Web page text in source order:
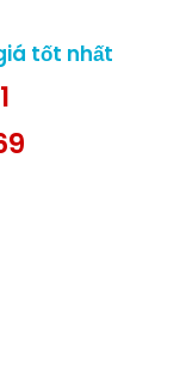
tốt nhất